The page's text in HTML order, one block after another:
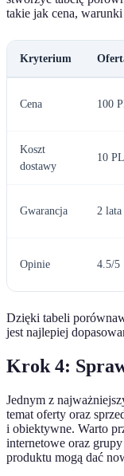
takie jak cena,
Kryterium
Cena 100
Koszt
dostawy
10
Gwarancja 2 lata
Opinie 4.5/5
Dzięki tabeli
jest najlepiej
Krok 4:
Jednym z
temat oferty oraz
i obiektywne. Warto
internetowe oraz
produktu mogą dać